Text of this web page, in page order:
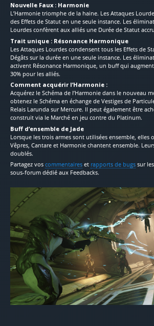
Nouvelle Faux : Harmonie
L’Harmonie triomphe de la haine. Les Attaques
des Effets de Statut en une seule instance. Les
Lourdes confèrent aux alliés une Durée de Statut
Trait unique : Résonance Harmonique
Les Attaques Lourdes condensent tous les Effets de
Dégâts sur la durée en une seule instance. Les
activent Résonance Harmonique, un buff qui
30% pour les alliés.
Comment acquérir l’Harmonie :
Acquérez le Schéma de l’Harmonie dans le nouveau
obtenez le Schéma en échange de Vestiges de
Relais Larunda sur Mercure. Il peut également être
construit via le Marché en jeu contre du Platinum.
Buff d’ensemble de Jade
Lorsque les trois armes sont utilisées ensemble, elles
Vêpres, Cantare et Harmonie chantent ensemble.
doublés.
Partagez vos commentaires et rapports de bugs sur
sous-forum dédié aux Feedbacks.